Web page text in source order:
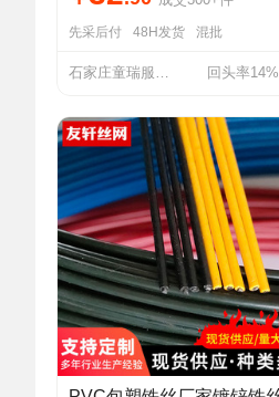
先采后付 48H发货 混批
石家庄童瑞服装有限公司 回头率14%